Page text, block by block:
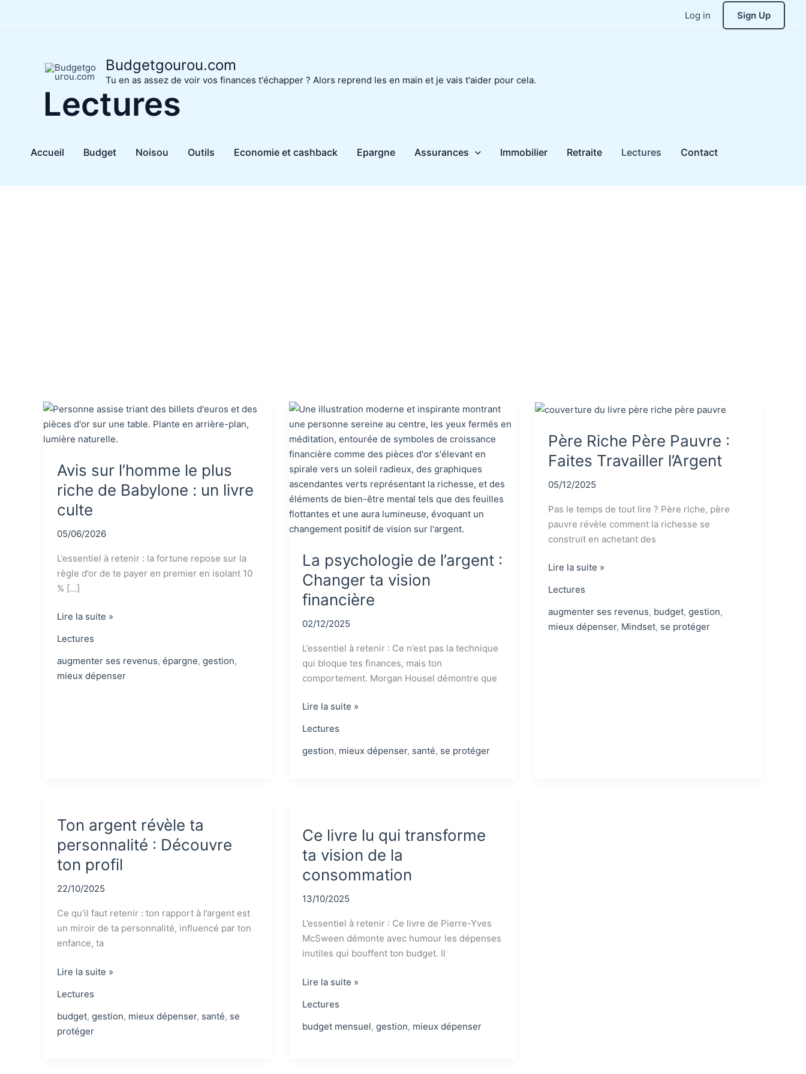
Log in Sign Up
Budgetgourou.com
Tu en as assez de voir vos finances t'échapper ? Alors reprend les en main et je vais t'aider pour cela.
Accueil Budget Noisou Outils Economie et cashback Epargne Assurances Immobilier Retraite Lectures Contact
Lectures
Avis sur l’homme le plus
riche de Babylone : un livre
culte
05/06/2026
L’essentiel à retenir : la fortune repose sur la
règle d’or de te payer en premier en isolant 10
% […]
Avis
l’homme
le
plus
Lire la suite »
Lectures
augmenter ses revenus, épargne, gestion,
mieux dépenser
La psychologie de l’argent :
Changer ta vision
financière
02/12/2025
L’essentiel à retenir : Ce n’est pas la technique
qui bloque tes finances, mais ton
comportement. Morgan Housel démontre que
La
de
l’argent
Lire la suite »
Lectures
gestion, mieux dépenser, santé, se protéger
Père Riche Père Pauvre :
Faites Travailler l’Argent
05/12/2025
Pas le temps de tout lire ? Père riche, père
pauvre révèle comment la richesse se
construit en achetant des
Père
Père
Pauvre
:
Lire la suite »
Lectures
augmenter ses revenus, budget,gestion,
mieux dépenser, Mindset, se protéger
Ton argent révèle ta
personnalité : Découvre
ton profil
22/10/2025
Ce qu’il faut retenir : ton rapport à l’argent est
un miroir de ta personnalité, influencé par ton
enfance, ta
Ton
révèle
ta
personnalité
Lire la suite »
Lectures
budget, gestion, mieux dépenser, santé, se
protéger
Ce livre lu qui transforme
ta vision de la
consommation
13/10/2025
L’essentiel à retenir : Ce livre de Pierre-Yves
McSween démonte avec humour les dépenses
inutiles qui bouffent ton budget. Il
Ce
lu
qui
Lire la suite »
Lectures
budget mensuel,gestion, mieux dépenser